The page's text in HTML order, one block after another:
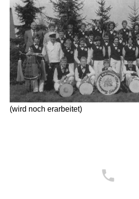
(wird noch erarbeitet)